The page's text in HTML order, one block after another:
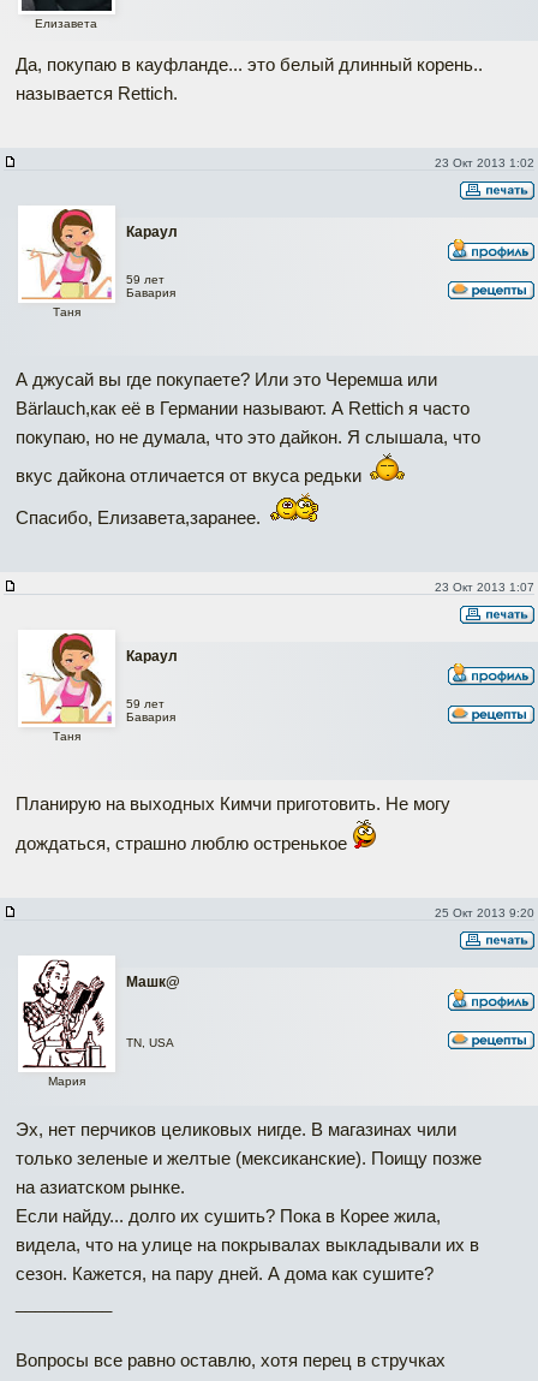
Елизавета
Да, покупаю в кауфланде... это белый длинный корень..
называется Rettich.
23 Окт 2013 1:02
Караул
Таня
59 лет
Бавария
А джусай вы где покупаете? Или это Черемша или
Bärlauch,как её в Германии называют. А Rettich я часто
покупаю, но не думала, что это дайкон. Я слышала, что
вкус дайкона отличается от вкуса редьки
Спасибо, Елизавета,заранее.
23 Окт 2013 1:07
Караул
Таня
59 лет
Бавария
Планирую на выходных Кимчи приготовить. Не могу
дождаться, страшно люблю остренькое
25 Окт 2013 9:20
Машк@
Мария
TN, USA
Эх, нет перчиков целиковых нигде. В магазинах чили
только зеленые и желтые (мексиканские). Поищу позже
на азиатском рынке.
Если найду... долго их сушить? Пока в Корее жила,
видела, что на улице на покрывалах выкладывали их в
сезон. Кажется, на пару дней. А дома как сушите?
Вопросы все равно оставлю, хотя перец в стручках